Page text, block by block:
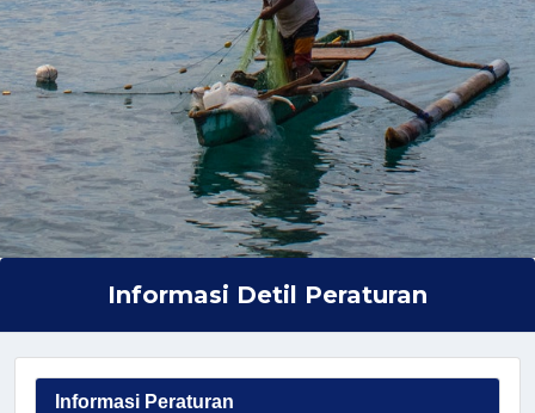
Informasi Detil Peraturan
Informasi Peraturan